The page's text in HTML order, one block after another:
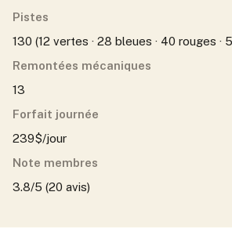
Pistes
130 (12 vertes · 28 bleues · 40 rouges ·
Remontées mécaniques
13
Forfait journée
239$/jour
Note membres
3.8/5 (20 avis)